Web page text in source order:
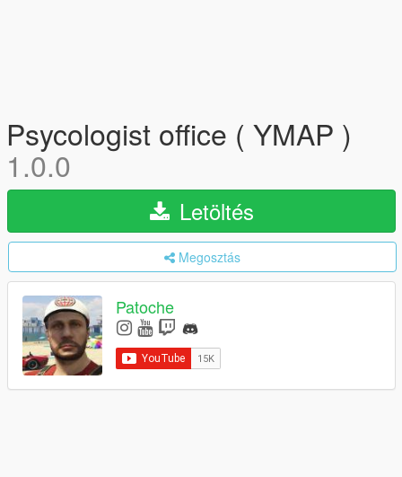
Psycologist office ( YMAP )
1.0.0
Letöltés
Megosztás
Patoche